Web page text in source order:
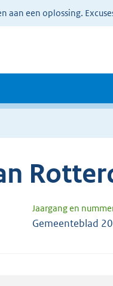
aan een oplossing.
Jaargang en
Gemeenteblad